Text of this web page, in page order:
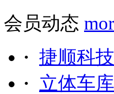
会员动态
· 捷顺科
· 立体车